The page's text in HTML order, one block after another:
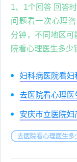
1、1个回答 回答
问题看一次心理
分钟，不同地区
院看心理医生多少
妇科病医院看妇
去医院看心理医
安庆市立医院
去医院看心理医生多